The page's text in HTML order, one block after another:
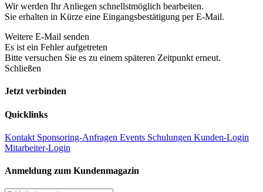
Wir werden Ihr Anliegen schnellstmöglich bearbeiten.
Sie erhalten in Kürze eine Eingangsbestätigung per E-Mail.
Weitere E-Mail senden
Es ist ein Fehler aufgetreten
Bitte versuchen Sie es zu einem späteren Zeitpunkt erneut.
Schließen
Jetzt verbinden
Quicklinks
Kontakt Sponsoring-Anfragen Events Schulungen Kunden-Login
Mitarbeiter-Login
Anmeldung zum Kundenmagazin